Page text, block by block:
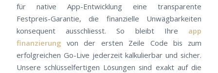
für native App-Entwicklung eine transparente
Festpreis-Garantie, die finanzielle Unwägbarkeiten
konsequent ausschliesst. So bleibt Ihre app
finanzierung von der ersten Zeile Code bis zum
erfolgreichen Go-Live jederzeit kalkulierbar und sicher.
Unsere schlüsselfertigen Lösungen sind exakt auf die